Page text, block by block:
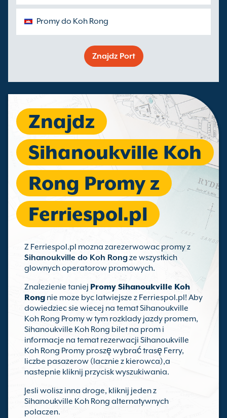
Promy do Koh Rong
Znajdz Port
Znajdz
Sihanoukville Koh
Rong Promy z
Ferriespol.pl
Z Ferriespol.pl mozna zarezerwowac promy z
Sihanoukville do Koh Rong ze wszystkich
glownych operatorow promowych.
Znalezienie taniej Promy Sihanoukville Koh
Rong nie moze byc latwiejsze z Ferriespol.pl! Aby
dowiedziec sie wiecej na temat Sihanoukville
Koh Rong Promy w tym rozklady jazdy promem,
Sihanoukville Koh Rong bilet na prom i
informacje na temat rezerwacji Sihanoukville
Koh Rong Promy proszę wybrać trasę Ferry,
liczbe pasazerow (lacznie z kierowca),a
nastepnie kliknij przycisk wyszukiwania.
Jesli wolisz inna droge, kliknij jeden z
Sihanoukville Koh Rong alternatywnych
polaczen.